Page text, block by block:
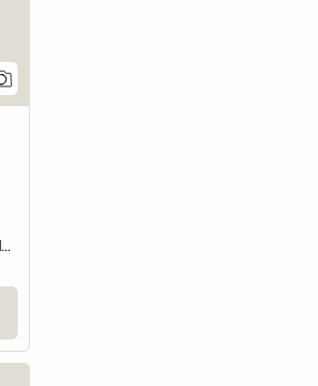
Casa entera | Bussy-Saint-Georges (77600) | 19 M2